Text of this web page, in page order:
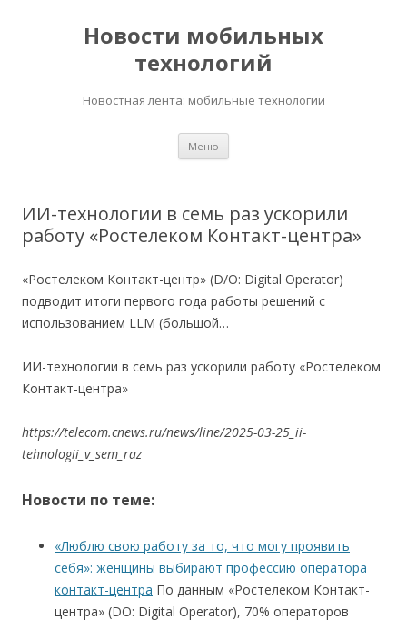
Новости мобильных
технологий
Новостная лента: мобильные технологии
Меню
ИИ-технологии в семь раз ускорили
работу «Ростелеком Контакт-центра»
«Ростелеком Контакт-центр» (D/O: Digital Operator)
подводит итоги первого года работы решений с
использованием LLM (большой…
ИИ-технологии в семь раз ускорили работу «Ростелеком
Контакт-центра»
https://telecom.cnews.ru/news/line/2025-03-25_ii-
tehnologii_v_sem_raz
Новости по теме:
«Люблю свою работу за то, что могу проявить
себя»: женщины выбирают профессию оператора
контакт-центра По данным «Ростелеком Контакт-
центра» (DO: Digital Operator), 70% операторов